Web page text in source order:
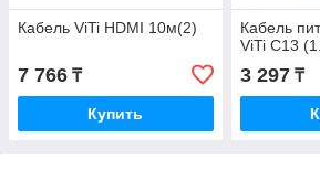
Кабель ViTi HDMI 10м(2)
7 766 ₸
Купить
Кабель
ViTi C13
3 297₸